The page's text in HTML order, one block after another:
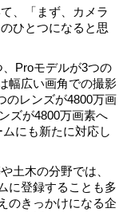
、「まず、カメラ
ひとつになると思
Proモデルが3つの
幅広い画角での撮影
のレンズが4800万画
ズが4800万画素へ
にも新たに対応し
土木の分野では、
に登録することも多
のきっかけになる企